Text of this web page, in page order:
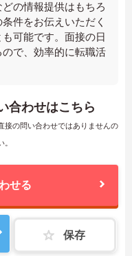
の情報提供はもちろ
件をお伝えいただく
可能です。面接の日
で、効率的に転職活
合わせはこちら
接の問い合わせではありませんの
せる
保存